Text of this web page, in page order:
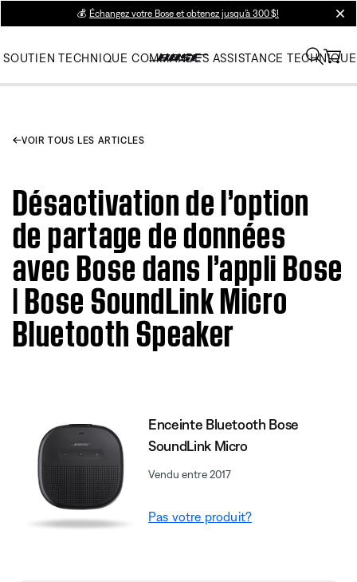
💰 Échangez votre Bose et obtenez jusqu’à 300 $!
SOUTIEN TECHNIQUE COMMANDES ASSISTANCE TECHNIQUE
VOIR TOUS LES ARTICLES
Désactivation de l’option
de partage de données
avec Bose dans l’appli Bose
| Bose SoundLink Micro
Bluetooth Speaker
Enceinte Bluetooth Bose
SoundLink Micro
Vendu entre 2017
Pas votre produit?